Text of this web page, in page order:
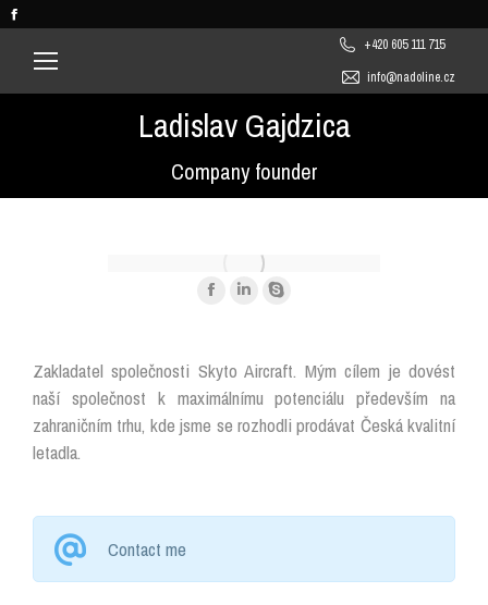
opens
in
+420 605 111 715
info@nadoline.cz
Ladislav Gajdzica
Company founder
You are here:
Facebook
in
new
window
Linkedin
in
new
window
in
new
window
Zakladatel společnosti Skyto Aircraft. Mým cílem je dovést
naší společnost k maximálnímu potenciálu především na
zahraničním trhu, kde jsme se rozhodli prodávat Česká kvalitní
letadla.
Contact me